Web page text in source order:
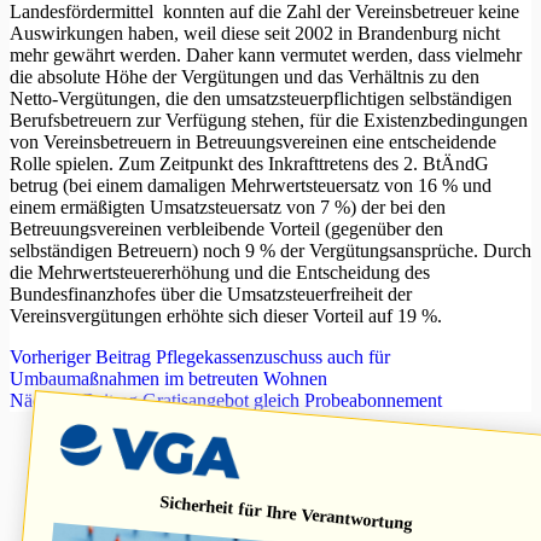
Landesfördermittel konnten auf die Zahl der Vereinsbetreuer keine
Auswirkungen haben, weil diese seit 2002 in Brandenburg nicht
mehr gewährt werden. Daher kann vermutet werden, dass vielmehr
die absolute Höhe der Vergütungen und das Verhältnis zu den
Netto-Vergütungen, die den umsatzsteuerpflichtigen selbständigen
Berufsbetreuern zur Verfügung stehen, für die Existenzbedingungen
von Vereinsbetreuern in Betreuungsvereinen eine entscheidende
Rolle spielen. Zum Zeitpunkt des Inkrafttretens des 2. BtÄndG
betrug (bei einem damaligen Mehrwertsteuersatz von 16 % und
einem ermäßigten Umsatzsteuersatz von 7 %) der bei den
Betreuungsvereinen verbleibende Vorteil (gegenüber den
selbständigen Betreuern) noch 9 % der Vergütungsansprüche. Durch
die Mehrwertsteuererhöhung und die Entscheidung des
Bundesfinanzhofes über die Umsatzsteuerfreiheit der
Vereinsvergütungen erhöhte sich dieser Vorteil auf 19 %.
VorherigerBeitrag Pflegekassenzuschuss auch für
Umbaumaßnahmen im betreuten Wohnen
NächsterBeitrag Gratisangebot gleich Probeabonnement
Sicherheit für Ihre Verantwortung